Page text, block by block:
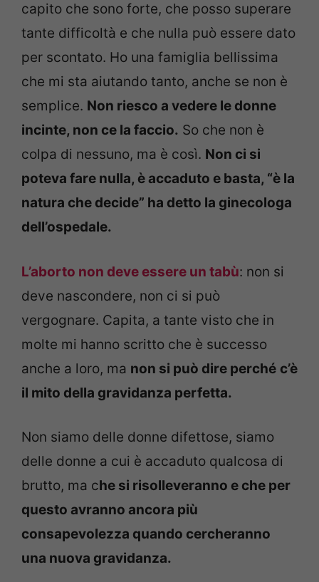
capito che sono forte, che posso superare
tante difficoltà e che nulla può essere dato
per scontato. Ho una famiglia bellissima
che mi sta aiutando tanto, anche se non è
semplice. Non riesco a vedere le donne
incinte, non ce la faccio. So che non è
colpa di nessuno, ma è così. Non ci si
poteva fare nulla, è accaduto e basta, “è la
natura che decide” ha detto la ginecologa
dell’ospedale.
L’aborto non deve essere un tabù: non si
deve nascondere, non ci si può
vergognare. Capita, a tante visto che in
molte mi hanno scritto che è successo
anche a loro, ma non si può dire perché c’è
il mito della gravidanza perfetta.
Non siamo delle donne difettose, siamo
delle donne a cui è accaduto qualcosa di
brutto, ma che si risolleveranno e che per
questo avranno ancora più
consapevolezza quando cercheranno
una nuova gravidanza.